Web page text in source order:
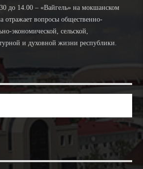
до 14.00 – «Вайгель» на мокшанском
отражает вопросы общественно-
экономической, сельской,
и духовной жизни республики.